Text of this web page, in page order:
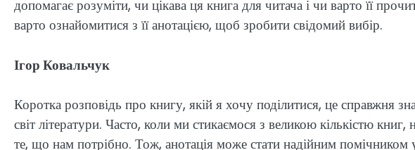
допомагає розуміти, чи цікава ця книга для читача і чи варто її
варто ознайомитися з її анотацією, щоб зробити свідомий вибір.
Ігор Ковальчук
Коротка розповідь про книгу, якій я хочу поділитися, це справжня
світ літератури. Часто, коли ми стикаємося з великою кількістю
те, що нам потрібно. Тож, анотація може стати надійним